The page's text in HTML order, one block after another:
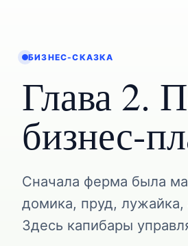
БИЗНЕС-СКАЗКА
Глава 2.
бизнес-
Сначала ферма была
домика, пруд,
Здесь капибары